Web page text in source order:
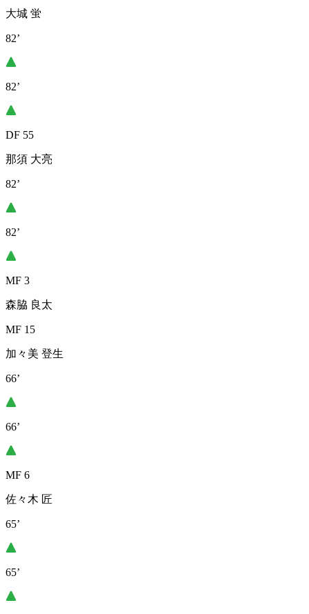
大城 蛍
82’
82’
DF 55
那須 大亮
82’
82’
MF 3
森脇 良太
MF 15
加々美 登生
66’
66’
MF 6
佐々木 匠
65’
65’